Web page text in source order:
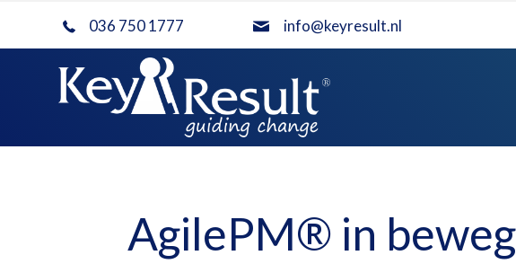
036 750 1777 info@keyresult.nl
AgilePM® in